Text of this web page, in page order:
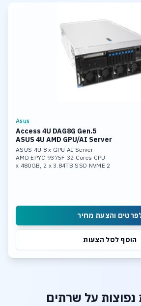
Asus
Access 4U DAG8G Gen.5
ASUS 4U AMD GPU/AI Server
ASUS 4U 8 x GPU AI Server
AMD EPYC 9375F 32 Cores CPU
2 x 480GB, 2 x 3.84TB SSD NVME
והצעת מחיר
הוסף לסל הצעות
על שרתים